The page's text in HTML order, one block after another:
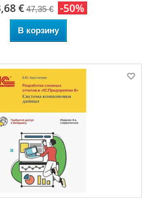
€ 47,35 € -50%
В корзину